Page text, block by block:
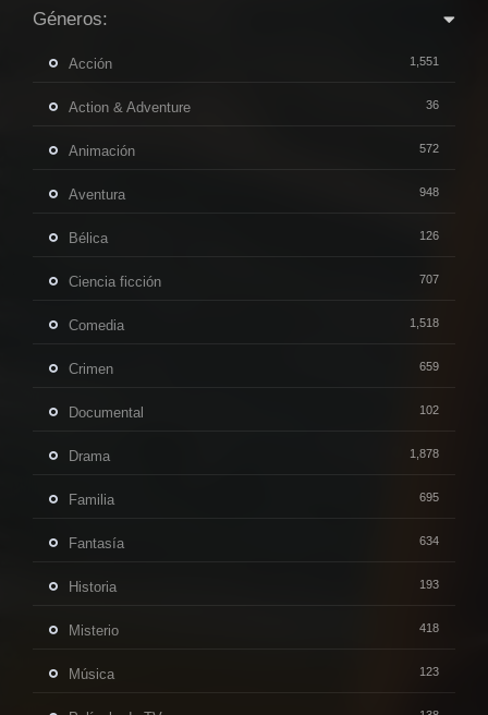
Géneros:
Acción 1,551
Action & Adventure 36
Animación 572
Aventura 948
Bélica 126
Ciencia ficción 707
Comedia 1,518
Crimen 659
Documental 102
Drama 1,878
Familia 695
Fantasía 634
Historia 193
Misterio 418
Música 123